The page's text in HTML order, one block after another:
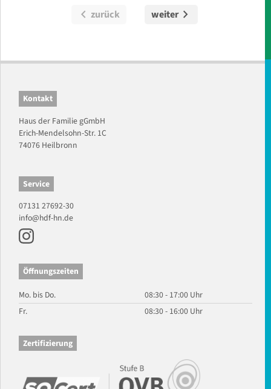
chevron_left zurück weiterchevron_right
Kontakt
Haus der Familie gGmbH
Erich-Mendelsohn-Str. 1C
74076 Heilbronn
Service
07131 27692-30
info@hdf-hn.de
Öffnungszeiten
Mo. bis Do.
08:30 - 17:00 Uhr
Fr.
08:30 - 16:00 Uhr
Zertifizierung